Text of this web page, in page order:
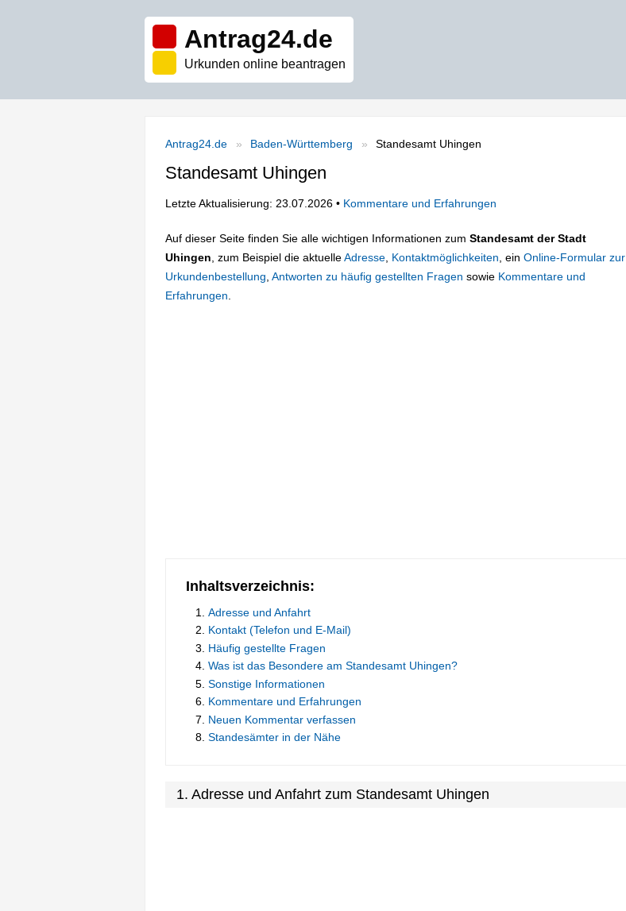
Antrag24.de
Urkunden online beantragen
Antrag24.de Baden-Württemberg Standesamt Uhingen
Standesamt Uhingen
Letzte Aktualisierung: 23.07.2026 • Kommentare und Erfahrungen
Auf dieser Seite finden Sie alle wichtigen Informationen zum Standesamt der Stadt
Uhingen , zum Beispiel die aktuelleAdresse Kontaktmöglichkeiten , ein Online-Formular zur
Urkundenbestellung Antworten zu häufig gestellten Fragen sowie Kommentare und
Erfahrungen
Inhaltsverzeichnis:
Adresse und Anfahrt
Kontakt (Telefon und E-Mail)
Häufig gestellte Fragen
Was ist das Besondere am Standesamt Uhingen?
Sonstige Informationen
Kommentare und Erfahrungen
Neuen Kommentar verfassen
Standesämter in der Nähe
1. Adresse und Anfahrt zum Standesamt Uhingen